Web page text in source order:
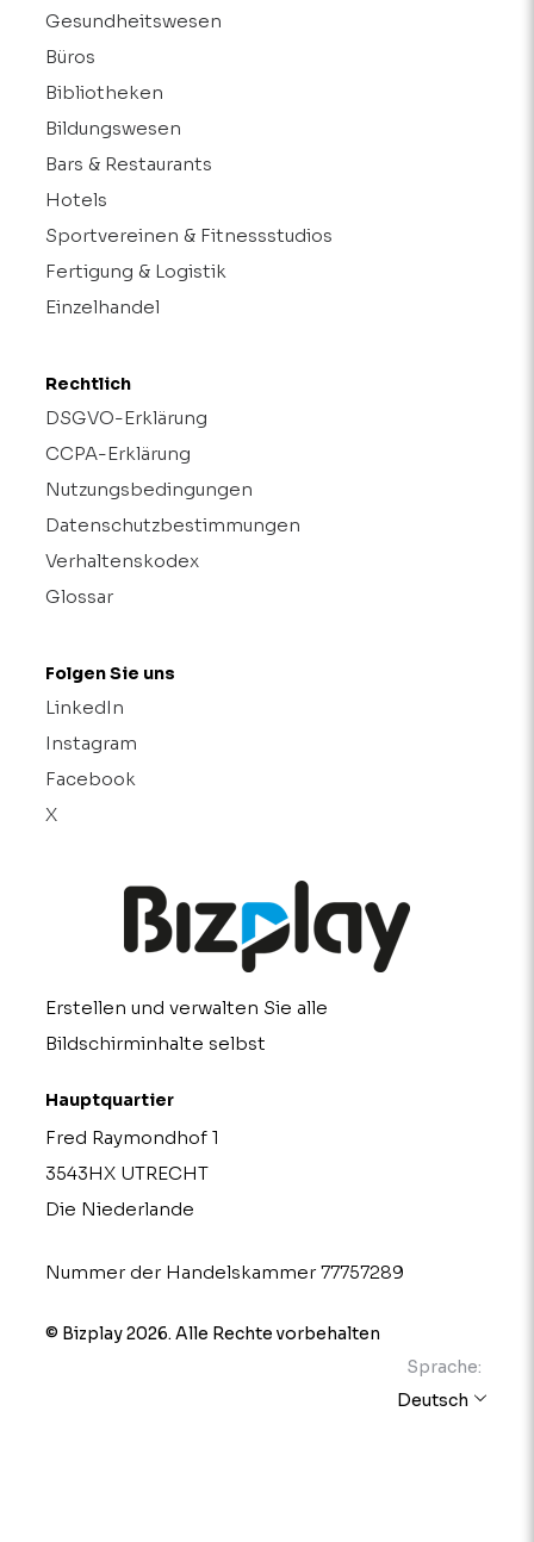
Gesundheitswesen
Büros
Bibliotheken
Bildungswesen
Bars & Restaurants
Hotels
Sportvereinen & Fitnessstudios
Fertigung & Logistik
Einzelhandel
Rechtlich
DSGVO-Erklärung
CCPA-Erklärung
Nutzungsbedingungen
Datenschutzbestimmungen
Verhaltenskodex
Glossar
Folgen Sie uns
LinkedIn
Instagram
Facebook
X
Erstellen und verwalten Sie alle
Bildschirminhalte selbst
Hauptquartier
Fred Raymondhof 1
3543HX UTRECHT
Die Niederlande
Nummer der Handelskammer 77757289
© Bizplay 2026. Alle Rechte vorbehalten
Sprache:
Deutsch